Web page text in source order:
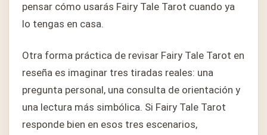
pensar cómo usarás Fairy Tale Tarot cuando ya
lo tengas en casa.
Otra forma práctica de revisar Fairy Tale Tarot en
reseña es imaginar tres tiradas reales: una
pregunta personal, una consulta de orientación y
una lectura más simbólica. Si Fairy Tale Tarot
responde bien en esos tres escenarios,